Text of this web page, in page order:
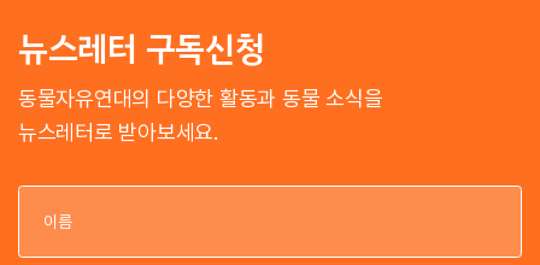
뉴스레터 구독신청
동물자유연대의 다양한 활동과 동물 소식을
뉴스레터로 받아보세요.